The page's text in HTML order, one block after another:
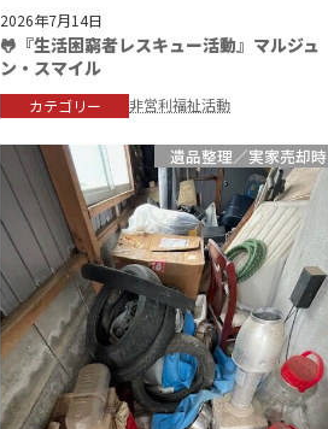
2026年7月14日
🐸『生活困窮者レスキュー活動』マルジュ
ン・スマイル
カテゴリー 非営利福祉活動
遺品整理／実家売却時